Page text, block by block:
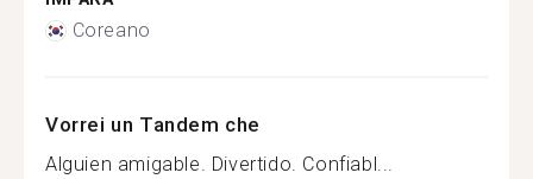
Coreano
Vorrei un Tandem che
Alguien amigable. Divertido. Confiabl...